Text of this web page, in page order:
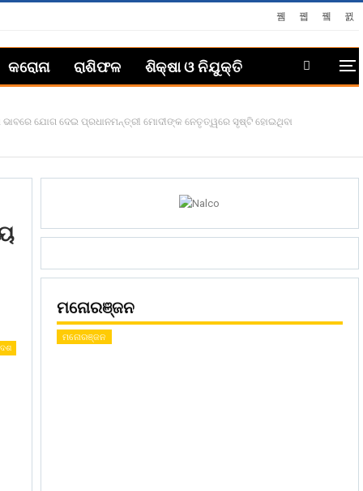
କରୋନା ରାଶିଫଳ ଶିକ୍ଷା ଓ ନିଯୁକ୍ତି
ଭାବରେ ଯୋଗ ଦେଇ ପ୍ରଧାନମନ୍ତ୍ରୀ ମୋଦୀଙ୍କ ନେତୃତ୍ୱରେ ସୃଷ୍ଟି ହୋଇଥିବା
ମନୋରଞ୍ଜନ
ମନୋରଞ୍ଜନ